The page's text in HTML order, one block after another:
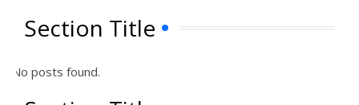
Section Title
No posts found.